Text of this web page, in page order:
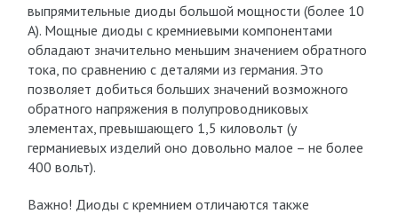
выпрямительные диоды большой мощности (более 10
А). Мощные диоды с кремниевыми компонентами
обладают значительно меньшим значением обратного
тока, по сравнению с деталями из германия. Это
позволяет добиться больших значений возможного
обратного напряжения в полупроводниковых
элементах, превышающего 1,5 киловольт (у
германиевых изделий оно довольно малое – не более
400 вольт).
Важно! Диоды с кремнием отличаются также